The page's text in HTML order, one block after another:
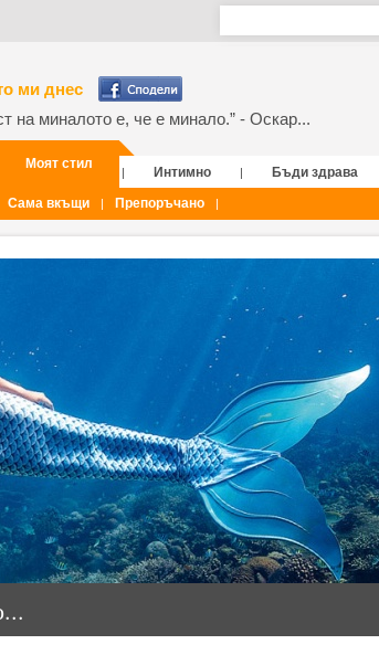
ми днес
на миналото е, че е минало.” - Оскар...
Моят стил
| Интимно | Бъди здрава
Сама вкъщи | Препоръчано |